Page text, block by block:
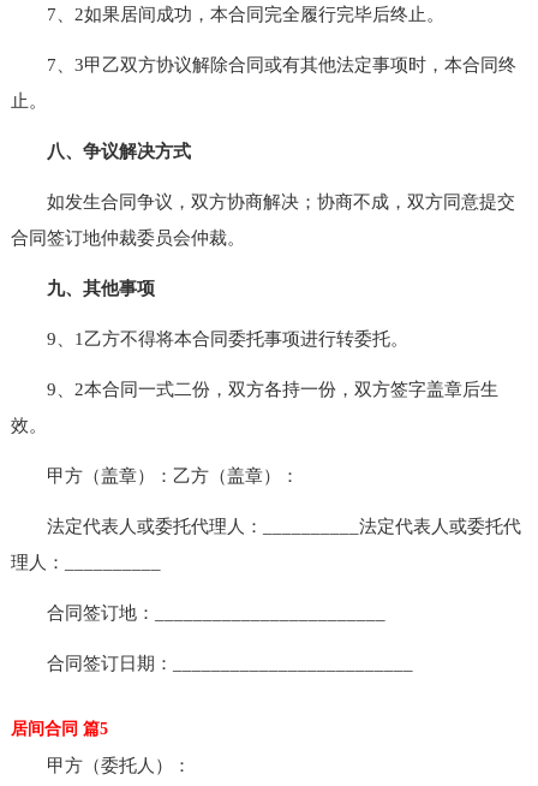
7、2如果居间成功，本合同完全履行完毕后终止。
7、3甲乙双方协议解除合同或有其他法定事项时，本合同终
止。
八、争议解决方式
如发生合同争议，双方协商解决；协商不成，双方同意提交
合同签订地仲裁委员会仲裁。
九、其他事项
9、1乙方不得将本合同委托事项进行转委托。
9、2本合同一式二份，双方各持一份，双方签字盖章后生
效。
甲方（盖章）：乙方（盖章）：
法定代表人或委托代理人：__________法定代表人或委托代
理人：__________
合同签订地：________________________
合同签订日期：_________________________
居间合同 篇5
甲方（委托人）：